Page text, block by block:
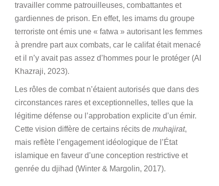
travailler comme patrouilleuses, combattantes et
gardiennes de prison. En effet, les imams du groupe
terroriste ont émis une « fatwa » autorisant les femmes
à prendre part aux combats, car le califat était menacé
et il n’y avait pas assez d’hommes pour le protéger (Al
Khazraji, 2023).
Les rôles de combat n’étaient autorisés que dans des
circonstances rares et exceptionnelles, telles que la
légitime défense ou l’approbation explicite d’un émir.
Cette vision diffère de certains récits de muhajirat,
mais reflète l’engagement idéologique de l’État
islamique en faveur d’une conception restrictive et
genrée du djihad (Winter & Margolin, 2017).